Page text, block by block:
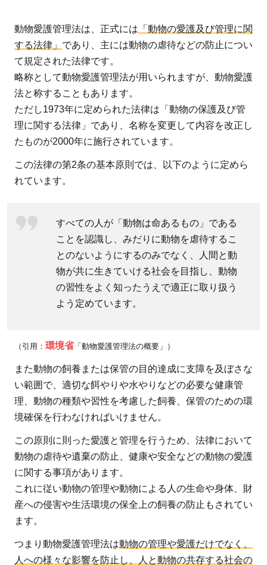
いて
3
動
物
愛
護
管
法
は
人
物
法
律
4
動
物
共
生
す
る
た
め
に
動物愛護管理法は、正式には 「動物の愛護及び管理に関
する法律」 であり、主には動物の虐待などの防止につい
て規定された法律です。
略称として動物愛護管理法が用いられますが、動物愛護
法と称することもあります。
ただし1973年に定められた法律は「動物の保護及び管
理に関する法律」であり、名称を変更して内容を改正し
たものが2000年に施行されています。
この法律の第2条の基本原則では、以下のように定めら
れています。
すべての人が「動物は命あるもの」である
ことを認識し、みだりに動物を虐待するこ
とのないようにするのみでなく、人間と動
物が共に生きていける社会を目指し、動物
の習性をよく知ったうえで適正に取り扱う
よう定めています。
（引用： 環境省「動物愛護管理法の概要」）
また動物の飼養または保管の目的達成に支障を及ぼさな
い範囲で、適切な餌やりや水やりなどの必要な健康管
理、動物の種類や習性を考慮した飼養、保管のための環
境確保を行わなければいけません。
この原則に則った愛護と管理を行うため、法律において
動物の虐待や遺棄の防止、健康や安全などの動物の愛護
に関する事項があります。
これに従い動物の管理や動物による人の生命や身体、財
産への侵害や生活環境の保全上の飼養の防止もされてい
ます。
つまり動物愛護管理法は動物の管理や愛護だけでなく、
人への様々な影響を防止し、人と動物の共存する社会の